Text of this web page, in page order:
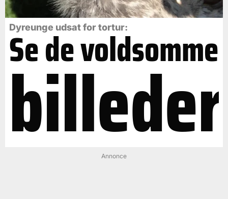
Dyreunge udsat for tortur:
Se de voldsomme
billeder
Annonce